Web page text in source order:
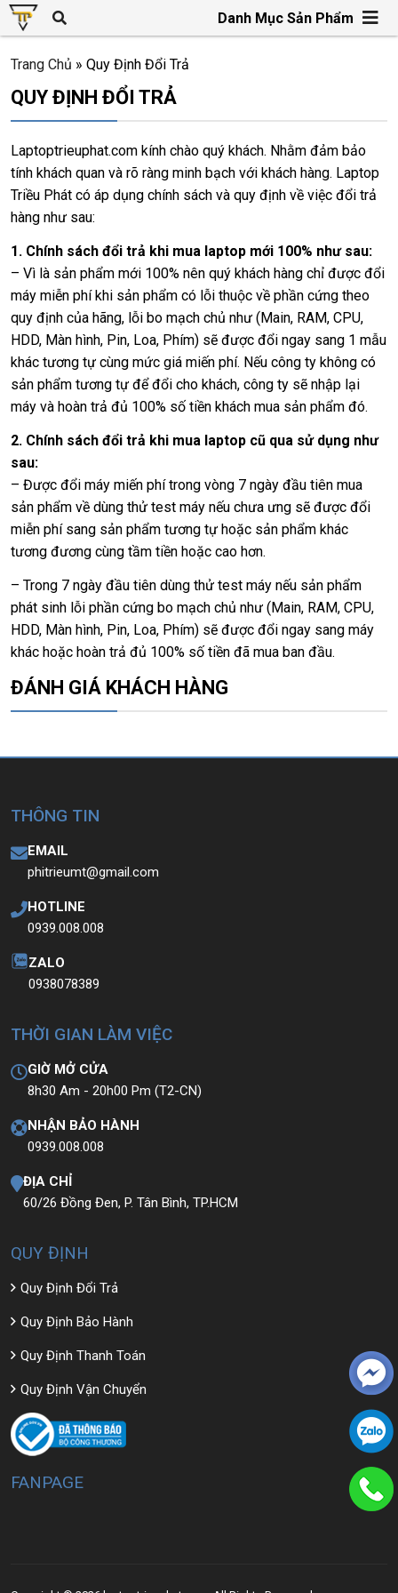
Danh Mục Sản Phẩm
Trang Chủ » Quy Định Đổi Trả
QUY ĐỊNH ĐỔI TRẢ
Laptoptrieuphat.com kính chào quý khách. Nhằm đảm bảo
tính khách quan và rõ ràng minh bạch với khách hàng. Laptop
Triều Phát có áp dụng chính sách và quy định về việc đổi trả
hàng như sau:
1. Chính sách đổi trả khi mua laptop mới 100% như sau:
– Vì là sản phẩm mới 100% nên quý khách hàng chỉ được đổi
máy miễn phí khi sản phẩm có lỗi thuộc về phần cứng theo
quy định của hãng, lỗi bo mạch chủ như (Main, RAM, CPU,
HDD, Màn hình, Pin, Loa, Phím) sẽ được đổi ngay sang 1 mẫu
khác tương tự cùng mức giá miến phí. Nếu công ty không có
sản phẩm tương tự để đổi cho khách, công ty sẽ nhập lại
máy và hoàn trả đủ 100% số tiền khách mua sản phẩm đó.
2. Chính sách đổi trả khi mua laptop cũ qua sử dụng như
sau:
– Được đổi máy miến phí trong vòng 7 ngày đầu tiên mua
sản phẩm về dùng thử test máy nếu chưa ưng sẽ được đổi
miễn phí sang sản phẩm tương tự hoặc sản phẩm khác
tương đương cùng tầm tiền hoặc cao hơn.
– Trong 7 ngày đầu tiên dùng thử test máy nếu sản phẩm
phát sinh lỗi phần cứng bo mạch chủ như (Main, RAM, CPU,
HDD, Màn hình, Pin, Loa, Phím) sẽ được đổi ngay sang máy
khác hoặc hoàn trả đủ 100% số tiền đã mua ban đầu.
ĐÁNH GIÁ KHÁCH HÀNG
THÔNG TIN
EMAIL
phitrieumt@gmail.com
HOTLINE
0939.008.008
ZALO
0938078389
THỜI GIAN LÀM VIỆC
GIỜ MỞ CỬA
8h30 Am - 20h00 Pm (T2-CN)
NHẬN BẢO HÀNH
0939.008.008
ĐỊA CHỈ
60/26 Đồng Đen, P. Tân Bình, TP.HCM
QUY ĐỊNH
Quy Định Đổi Trả
Quy Định Bảo Hành
Quy Định Thanh Toán
Quy Định Vận Chuyển
FANPAGE